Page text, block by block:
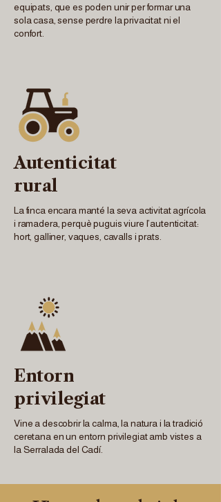
equipats, que es poden unir per formar una
sola casa, sense perdre la privacitat ni el
confort.
Autenticitat
rural
La finca encara manté la seva activitat agrícola
i ramadera, perquè puguis viure l’autenticitat:
hort, galliner, vaques, cavalls i prats.
Entorn
privilegiat
Vine a descobrir la calma, la natura i la tradició
ceretana en un entorn privilegiat amb vistes a
la Serralada del Cadí.